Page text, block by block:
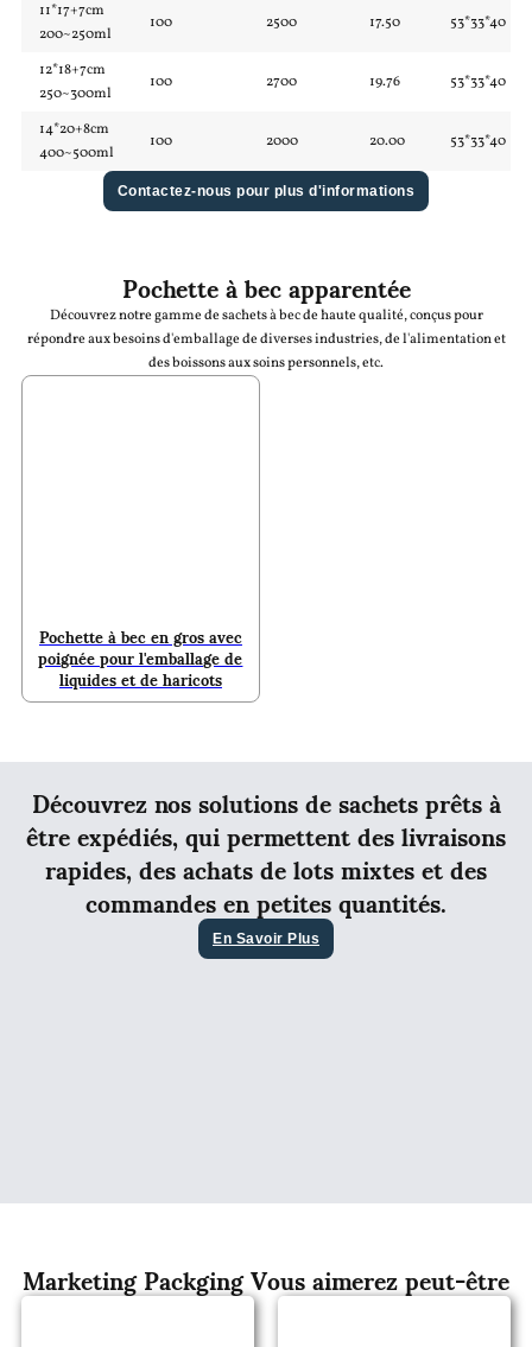
11*17+7cm
200~250ml
100 2500 17.50 53*33*40
12*18+7cm
250~300ml
100 2700 19.76 53*33*40
14*20+8cm
400~500ml
100 2000 20.00 53*33*40
Contactez-nous pour plus d'informations
Pochette à bec apparentée
Découvrez notre gamme de sachets à bec de haute qualité, conçus pour
répondre aux besoins d'emballage de diverses industries, de l'alimentation et
des boissons aux soins personnels, etc.
Pochette à bec en gros avec
poignée pour l'emballage de
liquides et de haricots
Découvrez nos solutions de sachets prêts à
être expédiés, qui permettent des livraisons
rapides, des achats de lots mixtes et des
commandes en petites quantités.
En Savoir Plus
Marketing Packging Vous aimerez peut-être